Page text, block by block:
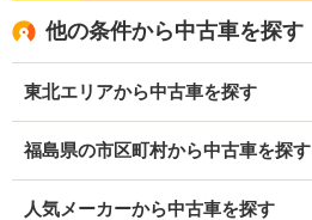
他の条件から中古車を探す
東北エリアから中古車を探す
福島県の市区町村から中古車を探す
人気メーカーから中古車を探す